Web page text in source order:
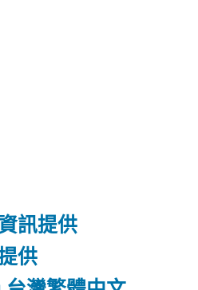
訊提供
供